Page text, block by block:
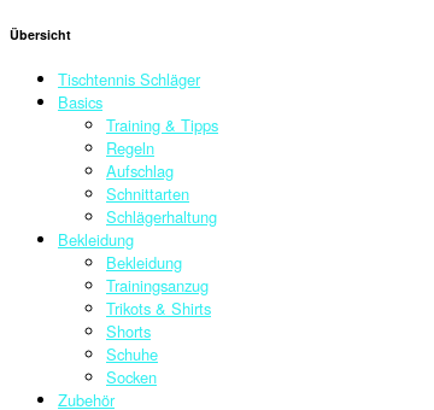
Übersicht
Tischtennis Schläger
Basics
Training & Tipps
Regeln
Aufschlag
Schnittarten
Schlägerhaltung
Bekleidung
Bekleidung
Trainingsanzug
Trikots & Shirts
Shorts
Schuhe
Socken
Zubehör